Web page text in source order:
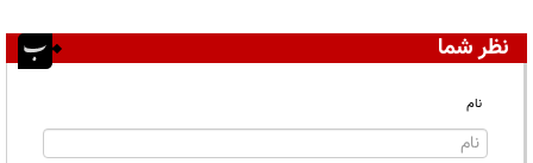
نظر شما
نام